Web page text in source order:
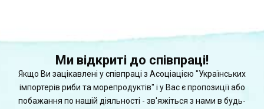
Ми відкриті до співпраці!
Якщо Ви зацікавлені у співпраці з Асоціацією "Українських
імпортерів риби та морепродуктів" і у Вас є пропозиції або
побажання по нашій діяльності - зв'яжіться з нами в будь-